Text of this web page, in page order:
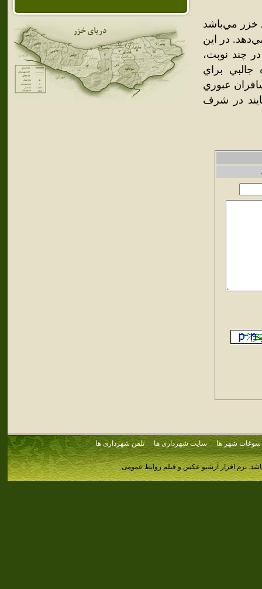
خزر مي‌باشد
در اين
چند نوبت،
براي
عبوري
در شرف
سوغات شهر ها سایت شهرداری ها تلفن شهرداری ها
نرم افزار آرشیو عکس و فیلم روابط عمومی